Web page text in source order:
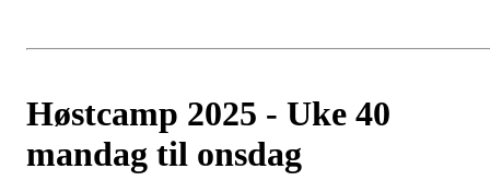
Høstcamp 2025 - Uke 40
mandag til onsdag